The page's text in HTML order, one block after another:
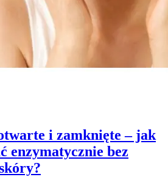
i zamknięte – jak
enzymatycznie bez